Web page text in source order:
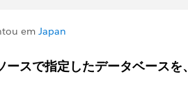
em Japan
スで指定したデータベースを